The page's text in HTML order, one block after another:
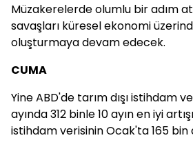
Müzakerelerde olumlu bir adım
savaşları küresel ekonomi
oluşturmaya devam edecek.
CUMA
Yine ABD'de tarım dışı istihdam
ayında 312 binle 10 ayın en iyi
istihdam verisinin Ocak'ta 165